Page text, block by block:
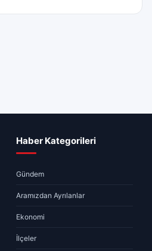
Haber Kategorileri
Gündem
Aramızdan Ayrılanlar
Ekonomi
İlçeler